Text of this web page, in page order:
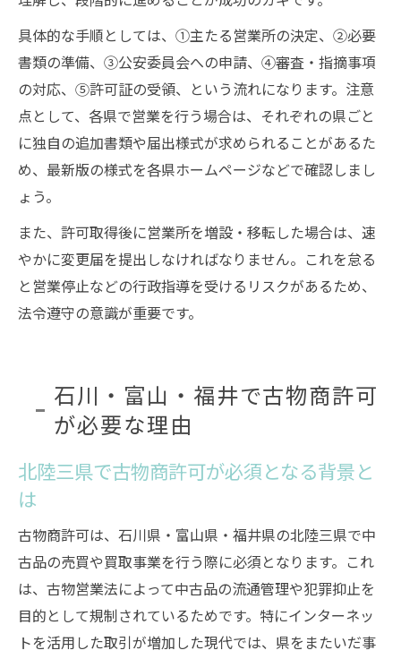
具体的な手順としては、①主たる営業所の決定、②必要
書類の準備、③公安委員会への申請、④審査・指摘事項
の対応、⑤許可証の受領、という流れになります。注意
点として、各県で営業を行う場合は、それぞれの県ごと
に独自の追加書類や届出様式が求められることがあるた
め、最新版の様式を各県ホームページなどで確認しまし
ょう。
また、許可取得後に営業所を増設・移転した場合は、速
やかに変更届を提出しなければなりません。これを怠る
と営業停止などの行政指導を受けるリスクがあるため、
法令遵守の意識が重要です。
石川・富山・福井で古物商許可
が必要な理由
北陸三県で古物商許可が必須となる背景と
は
古物商許可は、石川県・富山県・福井県の北陸三県で中
古品の売買や買取事業を行う際に必須となります。これ
は、古物営業法によって中古品の流通管理や犯罪抑止を
目的として規制されているためです。特にインターネッ
トを活用した取引が増加した現代では、県をまたいだ事